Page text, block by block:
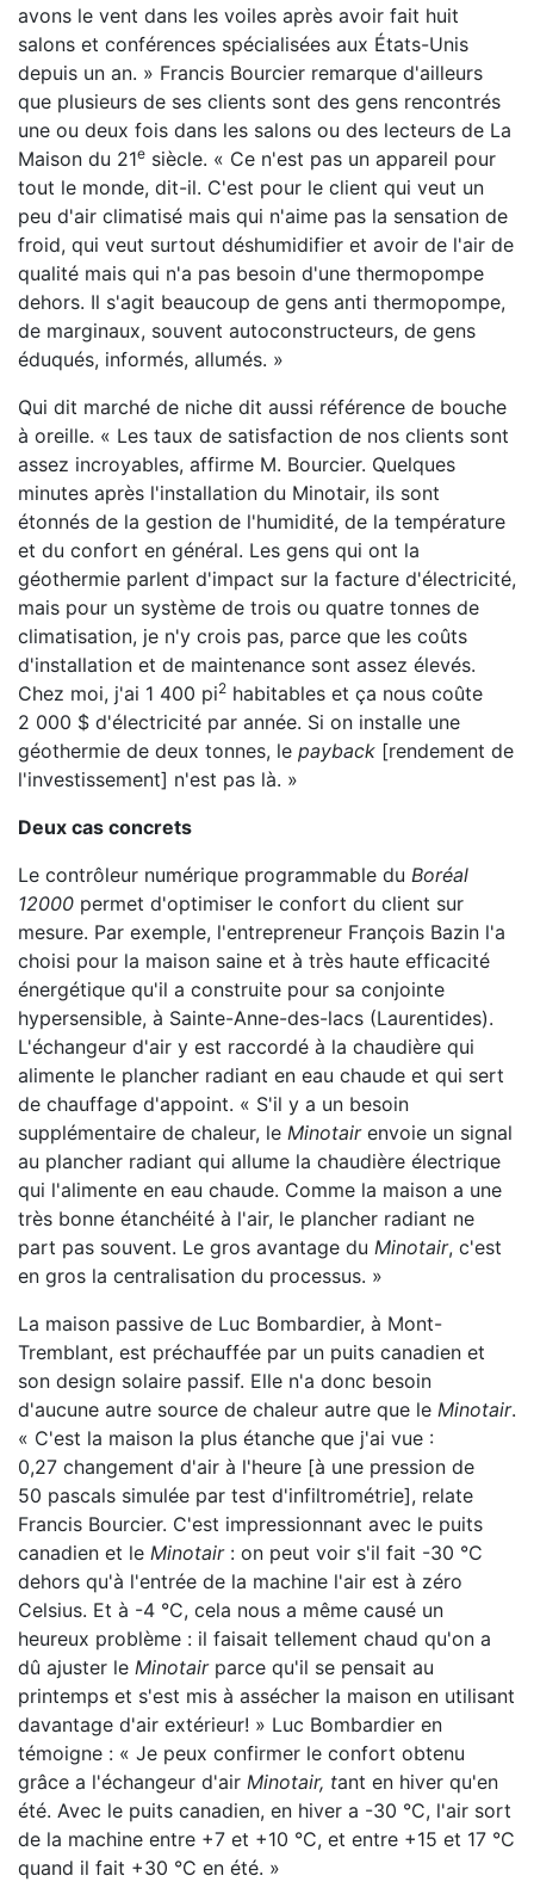
avons le vent dans les voiles après avoir fait huit
salons et conférences spécialisées aux États-Unis
depuis un an. » Francis Bourcier remarque d'ailleurs
que plusieurs de ses clients sont des gens rencontrés
une ou deux fois dans les salons ou des lecteurs de La
Maison du 21e siècle. « Ce n'est pas un appareil pour
tout le monde, dit-il. C'est pour le client qui veut un
peu d'air climatisé mais qui n'aime pas la sensation de
froid, qui veut surtout déshumidifier et avoir de l'air de
qualité mais qui n'a pas besoin d'une thermopompe
dehors. Il s'agit beaucoup de gens anti thermopompe,
de marginaux, souvent autoconstructeurs, de gens
éduqués, informés, allumés. »
Qui dit marché de niche dit aussi référence de bouche
à oreille. « Les taux de satisfaction de nos clients sont
assez incroyables, affirme M. Bourcier. Quelques
minutes après l'installation du Minotair, ils sont
étonnés de la gestion de l'humidité, de la température
et du confort en général. Les gens qui ont la
géothermie parlent d'impact sur la facture d'électricité,
mais pour un système de trois ou quatre tonnes de
climatisation, je n'y crois pas, parce que les coûts
d'installation et de maintenance sont assez élevés.
Chez moi, j'ai 1 400 pi2 habitables et ça nous coûte
2 000 $ d'électricité par année. Si on installe une
géothermie de deux tonnes, le payback [rendement de
l'investissement] n'est pas là. »
Deux cas concrets
Le contrôleur numérique programmable du Boréal
12000 permet d'optimiser le confort du client sur
mesure. Par exemple, l'entrepreneur François Bazin l'a
choisi pour la maison saine et à très haute efficacité
énergétique qu'il a construite pour sa conjointe
hypersensible, à Sainte-Anne-des-lacs (Laurentides).
L'échangeur d'air y est raccordé à la chaudière qui
alimente le plancher radiant en eau chaude et qui sert
de chauffage d'appoint. « S'il y a un besoin
supplémentaire de chaleur, le Minotairenvoie un signal
au plancher radiant qui allume la chaudière électrique
qui l'alimente en eau chaude. Comme la maison a une
très bonne étanchéité à l'air, le plancher radiant ne
part pas souvent. Le gros avantage du Minotair, c'est
en gros la centralisation du processus. »
La maison passive de Luc Bombardier, à Mont-
Tremblant, est préchauffée par un puits canadien et
son design solaire passif. Elle n'a donc besoin
d'aucune autre source de chaleur autre que le Minotair.
« C'est la maison la plus étanche que j'ai vue :
0,27 changement d'air à l'heure [à une pression de
50 pascals simulée par test d'infiltrométrie], relate
Francis Bourcier. C'est impressionnant avec le puits
canadien et le Minotair: on peut voir s'il fait -30 °C
dehors qu'à l'entrée de la machine l'air est à zéro
Celsius. Et à -4 °C, cela nous a même causé un
heureux problème : il faisait tellement chaud qu'on a
dû ajuster le Minotairparce qu'il se pensait au
printemps et s'est mis à assécher la maison en utilisant
davantage d'air extérieur! » Luc Bombardier en
témoigne : « Je peux confirmer le confort obtenu
grâce a l'échangeur d'air Minotair, tant en hiver qu'en
été. Avec le puits canadien, en hiver a -30 °C, l'air sort
de la machine entre +7 et +10 °C, et entre +15 et 17 °C
quand il fait +30 °C en été. »